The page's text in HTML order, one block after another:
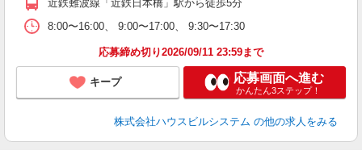
近鉄難波線「近鉄日本橋」駅から徒歩5分
8:00〜16:00、 9:00〜17:00、 9:30〜17:30
応募締め切り2026/09/11 23:59まで
キープ 応募画面へ進む
かんたん3ステップ！
株式会社ハウスビルシステム の他の求人をみる